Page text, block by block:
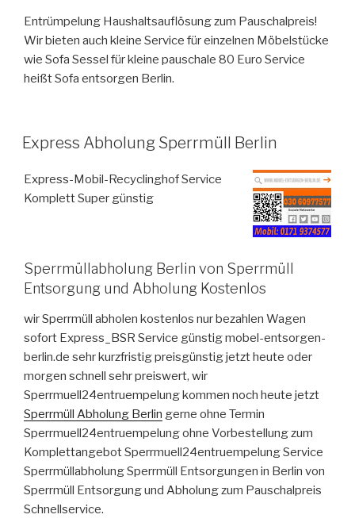
Entrümpelung Haushaltsauflösung zum Pauschalpreis!
Wir bieten auch kleine Service für einzelnen Möbelstücke
wie Sofa Sessel für kleine pauschale 80 Euro Service
heißt Sofa entsorgen Berlin.
VERÖFFENTLICHT
AM
Express Abholung Sperrmüll Berlin
Express-Mobil-Recyclinghof Service
Komplett Super günstig
Sperrmüllabholung Berlin von Sperrmüll
Entsorgung und Abholung Kostenlos
wir Sperrmüll abholen kostenlos nur bezahlen Wagen
sofort Express_BSR Service günstig mobel-entsorgen-
berlin.de sehr kurzfristig preisgünstig jetzt heute oder
morgen schnell sehr preiswert, wir
Sperrmuell24entruempelung kommen noch heute jetzt
Sperrmüll Abholung Berlin gerne ohne Termin
Sperrmuell24entruempelung ohne Vorbestellung zum
Komplettangebot Sperrmuell24entruempelung Service
Sperrmüllabholung Sperrmüll Entsorgungen in Berlin von
Sperrmüll Entsorgung und Abholung zum Pauschalpreis
Schnellservice.